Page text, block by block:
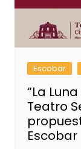
Escobar
“La
Teatro
Escobar